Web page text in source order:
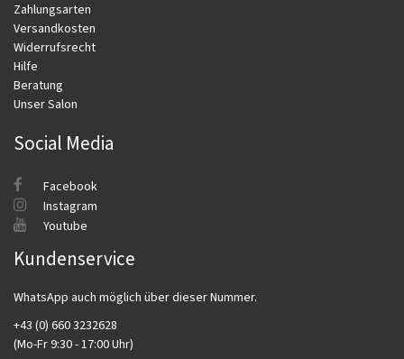
Zahlungsarten
Versandkosten
Widerrufsrecht
Hilfe
Beratung
Unser Salon
Social Media
Facebook
Instagram
Youtube
Kundenservice
WhatsApp auch möglich über dieser Nummer.
+43 (0) 660 3232628
(Mo-Fr 9:30 - 17:00 Uhr)